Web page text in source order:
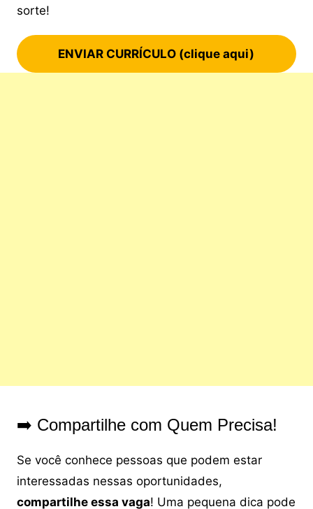
sorte!
ENVIAR CURRÍCULO (clique aqui)
➡️ Compartilhe com Quem Precisa!
Se você conhece pessoas que podem estar
interessadas nessas oportunidades,
compartilhe essa vaga! Uma pequena dica pode